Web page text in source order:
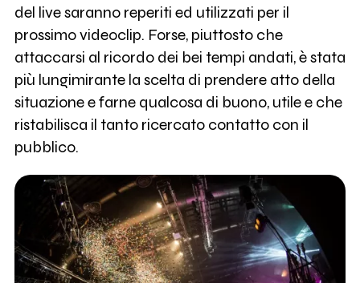
del live saranno reperiti ed utilizzati per il
prossimo videoclip. Forse, piuttosto che
attaccarsi al ricordo dei bei tempi andati, è stata
più lungimirante la scelta di prendere atto della
situazione e farne qualcosa di buono, utile e che
ristabilisca il tanto ricercato contatto con il
pubblico.